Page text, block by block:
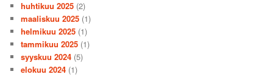
huhtikuu 2025 (2)
maaliskuu 2025 (1)
helmikuu 2025 (1)
tammikuu 2025 (1)
syyskuu 2024 (5)
elokuu 2024 (1)